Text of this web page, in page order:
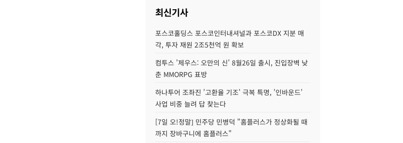
최신기사
포스코홀딩스 포스코인터내셔널과 포스코DX 지분 매
각, 투자 재원 2조5천억 원 확보
컴투스 '제우스: 오만의 신' 8월26일 출시, 진입장벽 낮
춘 MMORPG 표방
하나투어 조좌진 '고환율 기조' 극복 특명, '인바운드'
사업 비중 늘려 답 찾는다
[7일 오!정말] 민주당 민병덕 "홈플러스가 정상화될 때
까지 장바구니에 홈플러스"